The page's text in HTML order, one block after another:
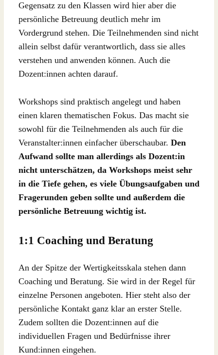
Gegensatz zu den Klassen wird hier aber die
persönliche Betreuung deutlich mehr im
Vordergrund stehen. Die Teilnehmenden sind nicht
allein selbst dafür verantwortlich, dass sie alles
verstehen und anwenden können. Auch die
Dozent:innen achten darauf.
Workshops sind praktisch angelegt und haben
einen klaren thematischen Fokus. Das macht sie
sowohl für die Teilnehmenden als auch für die
Veranstalter:innen einfacher überschaubar. Den
Aufwand sollte man allerdings als Dozent:in
nicht unterschätzen, da Workshops meist sehr
in die Tiefe gehen, es viele Übungsaufgaben und
Fragerunden geben sollte und außerdem die
persönliche Betreuung wichtig ist.
1:1 Coaching und Beratung
An der Spitze der Wertigkeitsskala stehen dann
Coaching und Beratung. Sie wird in der Regel für
einzelne Personen angeboten. Hier steht also der
persönliche Kontakt ganz klar an erster Stelle.
Zudem sollten die Dozent:innen auf die
individuellen Fragen und Bedürfnisse ihrer
Kund:innen eingehen.